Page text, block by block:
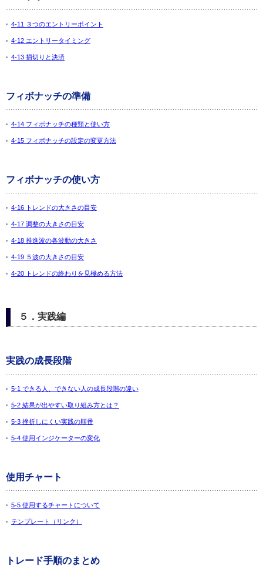
4-11 ３つのエントリーポイント
4-12 エントリータイミング
4-13 損切りと決済
フィボナッチの準備
4-14 フィボナッチの種類と使い方
4-15 フィボナッチの設定の変更方法
フィボナッチの使い方
4-16 トレンドの大きさの目安
4-17 調整の大きさの目安
4-18 推進波の各波動の大きさ
4-19 ５波の大きさの目安
4-20 トレンドの終わりを見極める方法
５．実践編
実践の成長段階
5-1 できる人、できない人の成長段階の違い
5-2 結果が出やすい取り組み方とは？
5-3 挫折しにくい実践の順番
5-4 使用インジケーターの変化
使用チャート
5-5 使用するチャートについて
テンプレート（リンク）
トレード手順のまとめ